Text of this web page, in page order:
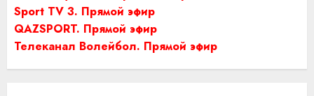
Sport TV 3. Прямой эфир
QAZSPORT. Прямой эфир
Телеканал Волейбол. Прямой эфир